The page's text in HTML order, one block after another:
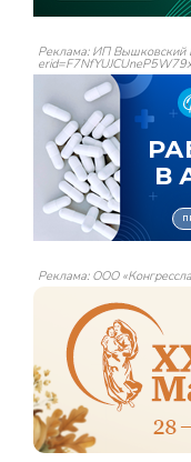
Реклама: ИП Вышковский
Реклама: ООО